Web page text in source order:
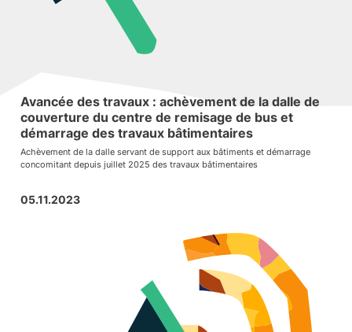
Avancée des travaux : achèvement de la dalle de
couverture du centre de remisage de bus et
démarrage des travaux bâtimentaires
Achèvement de la dalle servant de support aux bâtiments et démarrage
concomitant depuis juillet 2025 des travaux bâtimentaires
05.11.2023